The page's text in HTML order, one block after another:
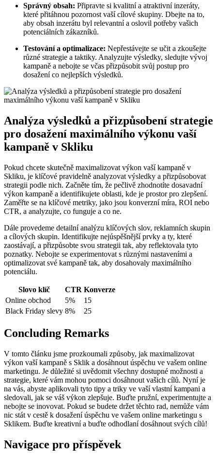
Správný ⁢obsah: Připravte si kvalitní a atraktivní inzeráty,
které ⁢přitáhnou​ pozornost​ vaší cílové skupiny.⁢ Dbejte na to,
aby obsah inzerátu byl ⁢relevantní a oslovil ⁤potřeby vašich
potenciálních zákazníků.
Testování a optimalizace: Nepřestávejte se ⁣učit ⁤a zkoušejte
různé strategie a taktiky. Analyzujte výsledky, sledujte vývoj
kampaně a nebojte se včas přizpůsobit svůj postup‌ pro
dosažení co nejlepších výsledků.
Analýza výsledků a přizpůsobení strategie
pro dosažení maximálního výkonu vaší
kampaně v Skliku
Pokud chcete skutečně maximalizovat výkon vaší​ kampaně v
Skliku, ⁢je klíčové pravidelně‌ analyzovat výsledky a přizpůsobovat
strategii podle nich. Začněte tím, že pečlivě zhodnotíte ‍dosavadní
výkon kampaně a identifikujete oblasti, kde je‍ prostor pro ⁢zlepšení.
Zaměřte se na‌ klíčové metriky, jako‌ jsou konverzní míra, ⁢ROI ‌nebo
CTR, a⁤ analyzujte, co funguje a co ne.
Dále provedeme detailní analýzu klíčových slov, reklamních skupin⁣
a cílových skupin. Identifikujte nejúspěšnější prvky a ty, ​které
zaostávají, ⁣a přizpůsobte svou ‍strategii tak, aby reflektovala tyto
poznatky. Nebojte se experimentovat s různými nastaveními a
optimalizovat své kampaně‌ tak, ⁣aby dosahovaly maximálního
potenciálu.
Slovo klíč CTR Konverze
Online obchod
5%
15
Black Friday slevy 8% 25
Concluding Remarks
V tomto⁣ článku⁤ jsme prozkoumali způsoby, jak maximalizovat
výkon vaší kampaně s Sklik a dosáhnout⁣ úspěchu ve vašem online
marketingu. Je důležité si uvědomit​ všechny ⁢dostupné možnosti a
strategie, ⁤které vám mohou pomoci dosáhnout vašich‌ cílů. ‍Nyní je
na vás, abyste ‍aplikovali tyto tipy a triky ve vaší vlastní kampani a
sledovali, jak se váš výkon zlepšuje. Buďte pružní, ‌experimentujte‍ a
nebojte se inovovat. Pokud se budete držet těchto rad, ‌nemůže vám
⁤nic stát v cestě ⁣k ⁣dosažení ‌úspěchu ve vašem online​ marketingu s ​
Sklikem. Buďte kreativní a buďte odhodlaní dosáhnout svých cílů!
Navigace pro příspěvek